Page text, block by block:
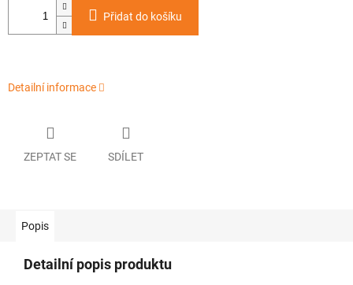
Přidat do košíku
Detailní informace
ZEPTAT SE SDÍLET
Popis
Detailní popis produktu